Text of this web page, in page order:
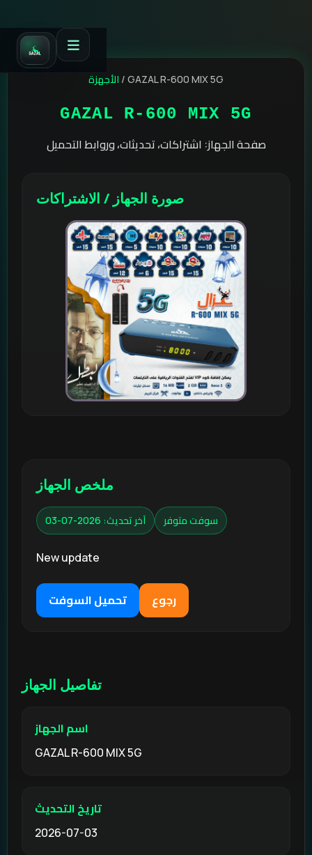
الأجهزة / GAZAL R-600 MIX 5G
GAZAL R-600 MIX 5G
صفحة الجهاز: اشتراكات، تحديثات، وروابط التحميل
صورة الجهاز / الاشتراكات
ملخص الجهاز
آخر تحديث: 2026-07-03 سوفت متوفر
New update
تحميل السوفت رجوع
تفاصيل الجهاز
اسم الجهاز
GAZAL R-600 MIX 5G
تاريخ التحديث
2026-07-03